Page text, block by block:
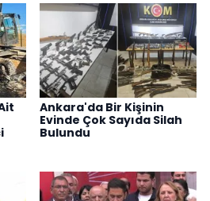
Ankara'da Bir Kişinin
Evinde Çok Sayıda Silah
Bulundu